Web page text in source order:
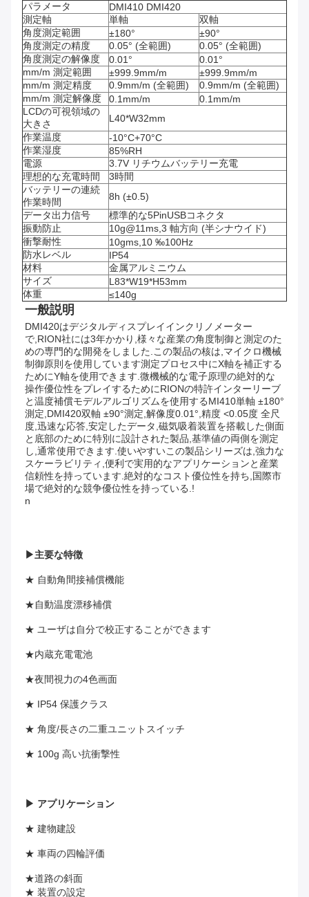
パラメータ
DMI410 DMI420
測定軸
単軸
双軸
角度測定範囲
±180°
±90°
角度測定の精度
0.05° (全範囲)
0.05° (全範囲)
角度測定の解像度
0.01°
0.01°
mm/m 測定範囲
±999.9mm/m
±999.9mm/m
mm/m 測定精度
0.9mm/m (全範囲)
0.9mm/m (全範囲)
mm/m 測定解像度
0.1mm/m
0.1mm/m
LCDの可視領域の
大きさ
L40*W32mm
作業温度
-10°C+70°C
作業湿度
85%RH
電源
3.7V リチウムバッテリー充電
理想的な充電時間
3時間
バッテリーの連続
作業時間
8h (±0.5)
データ出力信号
標準的な5PinUSBコネクタ
振動防止
10g@11ms,3 軸方向 (半シナウイド)
衝撃耐性
10gms,10 ‰100Hz
防水レベル
IP54
材料
金属アルミニウム
サイズ
L83*W19*H53mm
体重
≤140g
一般説明
DMI420はデジタルディスプレイインクリノメーター
で,RION社には3年かかり,様々な産業の角度制御と測定のた
めの専門的な開発をしました.この製品の核は,マイクロ機械
制御原則を使用しています測定プロセス中にX軸を補正する
ためにY軸を使用できます.微機械的な電子原理の絶対的な
操作優位性をプレイするためにRIONの特許インターリーブ
と温度補償モデルアルゴリズムを使用するMI410単軸 ±180°
測定,DMI420双軸 ±90°測定,解像度0.01°,精度 <0.05度 全尺
度,迅速な応答,安定したデータ,磁気吸着装置を搭載した側面
と底部のために特別に設計された製品,基準値の両側を測定
し,通常使用できます.使いやすいこの製品シリーズは,強力な
スケーラビリティ,便利で実用的なアプリケーションと産業
信頼性を持っています.絶対的なコスト優位性を持ち,国際市
場で絶対的な競争優位性を持っている.!
n
▶主要な特徴
★ 自動角間接補償機能
★自動温度漂移補償
★ ユーザは自分で校正することができます
★内蔵充電電池
★夜間視力の4色画面
★ IP54 保護クラス
★ 角度/長さの二重ユニットスイッチ
★ 100g 高い抗衝撃性
▶ アプリケーション
★ 建物建設
★ 車両の四輪評価
★道路の斜面
★ 装置の設定